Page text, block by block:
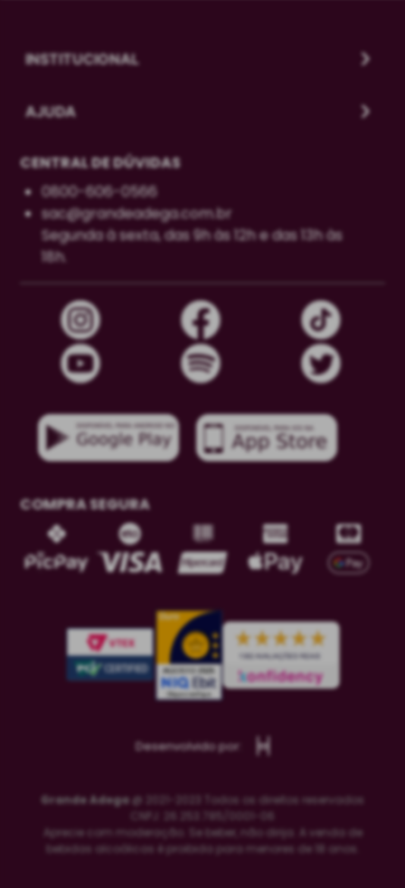
INSTITUCIONAL
AJUDA
CENTRAL DE DÚVIDAS
0800-606-0566
sac@grandeadega.com.br
Segunda à sexta, das 9h às 12h e das 13h às
18h.
COMPRA SEGURA
Desenvolvido por:
Grande Adega @ 2021-2023 Todos os direitos reservados
CNPJ: 26.253.785/0001-06
Aprecie com moderação. Se beber, não dirija. A venda de
bebidas alcoólicas é proibida para menores de 18 anos.